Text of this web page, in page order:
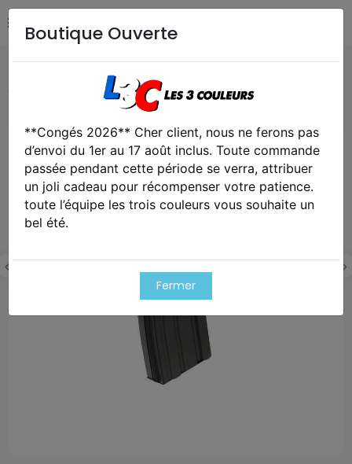
Airsoft / Paintball
Chargeur mid-cap métal 120 billes pour m4 aeg
Exclusivité web !
Cet article est victime de son succes
Boutique Ouverte
**Congés 2026** Cher client, nous ne ferons pas
d’envoi du 1er au 17 août inclus. Toute commande
passée pendant cette période se verra, attribuer
un joli cadeau pour récompenser votre patience.
toute l’équipe les trois couleurs vous souhaite un
bel été.
Fermer